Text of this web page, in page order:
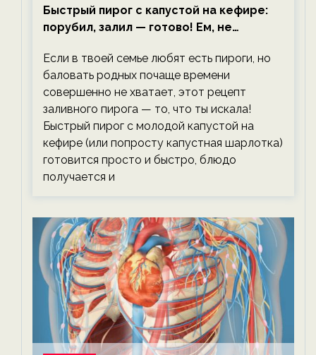
Быстрый пирог с капустой на кефире:
порубил, залил — готово! Ем, не
Если в твоей семье любят есть пироги, но
баловать родных почаще времени
совершенно не хватает, этот рецепт
заливного пирога — то, что ты искала!
Быстрый пирог с молодой капустой на
кефире (или попросту капустная шарлотка)
готовится просто и быстро, блюдо
получается и